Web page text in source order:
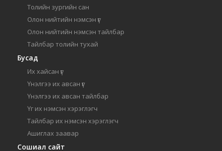
Толийн зургийн сан
Олон нийтийн нэмсэн үг
Олон нийтийн нэмсэн тайлбар
Тайлбар толийн тухай
Бусад
Их хайсан үг
Үнэлгээ их авсан үг
Үнэлгээ их авсан тайлбар
Үг их нэмсэн хэрэглэгч
Тайлбар их нэмсэн хэрэглэгч
Ашиглах заавар
Сошиал сайт